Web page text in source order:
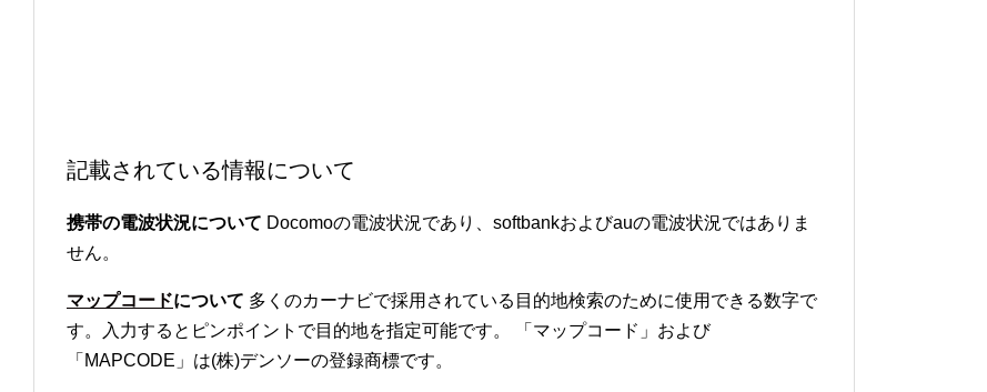
記載されている情報について
携帯の電波状況について Docomoの電波状況であり、softbankおよびauの電波状況ではありま
せん。
マップコードについて 多くのカーナビで採用されている目的地検索のために使用できる数字で
す。入力するとピンポイントで目的地を指定可能です。 「マップコード」および
「MAPCODE」は(株)デンソーの登録商標です。